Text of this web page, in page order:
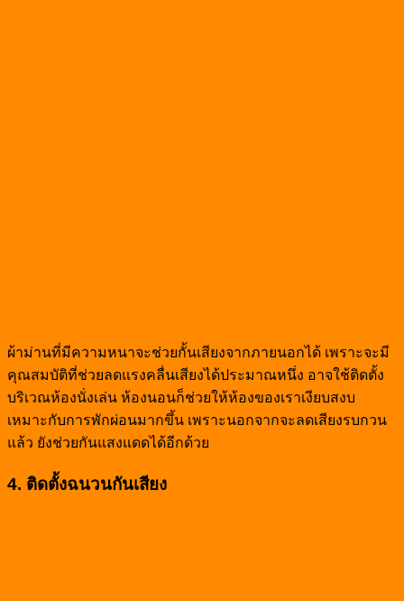
ผ้าม่านที่มีความหนาจะช่วยกั้นเสียงจากภายนอกได้ เพราะจะมี
คุณสมบัติที่ช่วยลดแรงคลื่นเสียงได้ประมาณหนึ่ง อาจใช้ติดตั้ง
บริเวณห้องนั่งเล่น ห้องนอนก็ช่วยให้ห้องของเราเงียบสงบ
เหมาะกับการพักผ่อนมากขึ้น เพราะนอกจากจะลดเสียงรบกวน
แล้ว ยังช่วยกันแสงแดดได้อีกด้วย
4. ติดตั้งฉนวนกันเสียง